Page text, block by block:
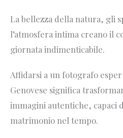
La bellezza della natura, gli
l’atmosfera intima creano il
giornata indimenticabile.
Affidarsi a un fotografo
Genovese significa
immagini autentiche, capaci
matrimonio nel tempo.